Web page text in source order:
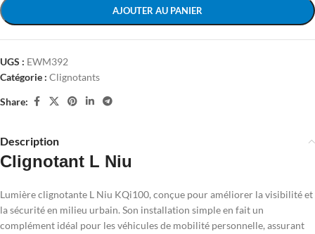
AJOUTER AU PANIER
UGS : EWM392
Catégorie : Clignotants
Share:
Description
Clignotant L Niu
Lumière clignotante L Niu KQi100, conçue pour améliorer la visibilité et
la sécurité en milieu urbain. Son installation simple en fait un
complément idéal pour les véhicules de mobilité personnelle, assurant